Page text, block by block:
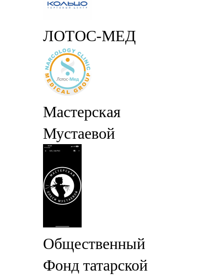
ЛОТОС-МЕД
Мастерская
Мустаевой
Общественный
Фонд татарской